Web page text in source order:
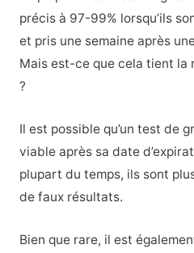
précis à 97-99% lorsqu’ils
et pris une semaine après
Mais est-ce que cela tient la
?
Il est possible qu’un test de
viable après sa date
plupart du temps, ils sont
de faux résultats.
Bien que rare, il est